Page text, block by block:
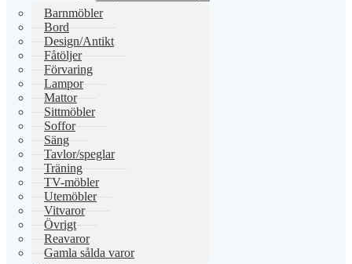
Barnmöbler
Bord
Design/Antikt
Fåtöljer
Förvaring
Lampor
Mattor
Sittmöbler
Soffor
Säng
Tavlor/speglar
Träning
TV-möbler
Utemöbler
Vitvaror
Övrigt
Reavaror
Gamla sålda varor